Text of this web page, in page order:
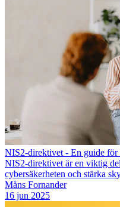
NIS2-direktivet - En guide för
NIS2-direktivet är en viktig
cybersäkerheten och stärka
Måns Fornander
16 jun 2025